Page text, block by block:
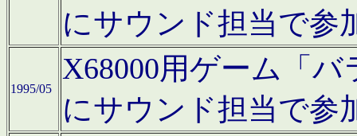
にサウンド担当で参
1995/05
X68000用ゲーム「
にサウンド担当で参